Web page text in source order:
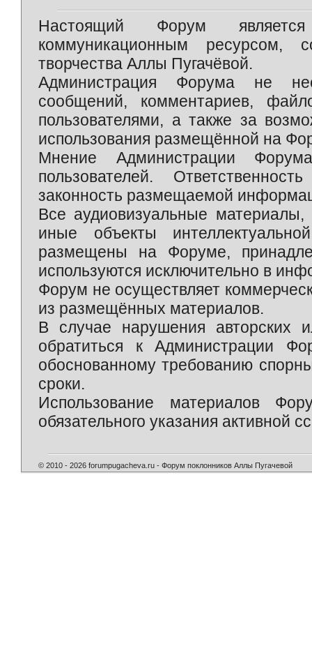
Настоящий Форум является
коммуникационным ресурсом,
творчества Аллы Пугачёвой.
Администрация Форума не
сообщений, комментариев,
пользователями, а также за
использования размещённой на
Мнение Администрации
пользователей.
законность размещаемой
Все аудиовизуальные
иные объекты
размещены на Форуме,
используются исключительно в
Форум не осуществляет
из размещённых материалов.
В случае нарушения авторских
обратиться к Администрации
обоснованному требованию
сроки.
Использование материалов
обязательного указания активной
© 2010 - 2026 forumpugacheva.ru - Форум поклонников Аллы Пугачевой